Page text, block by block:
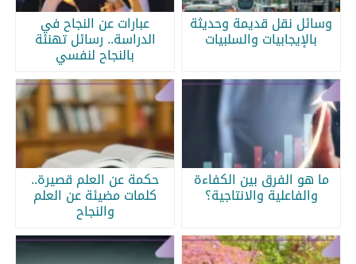
وسائل نقل قديمة وحديثة
بالإيجابيات والسلبيات
عبارات عن النجاح في
الدراسة.. رسائل تهنئة
بالنجاح لنفسي
ما هو الفرق بين الكفاءة
والفاعلية والانتاجية؟
حكمة عن العلم قصيرة..
كلمات مضيئة عن العلم
والنجاح